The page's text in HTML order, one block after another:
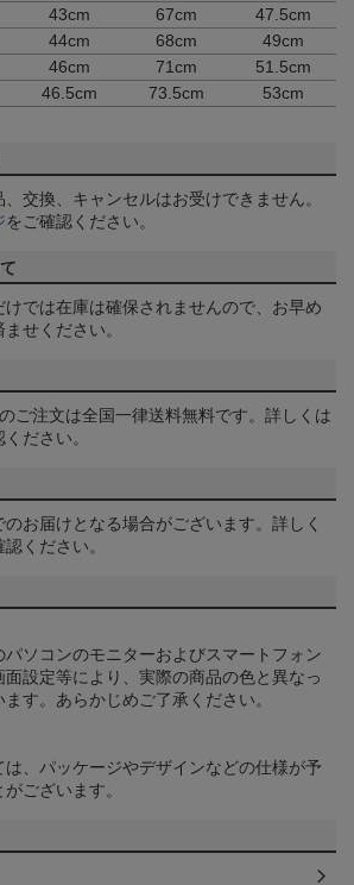
43cm 67cm
47.5cm
44cm 68cm
49cm
46cm 71cm
51.5cm
46.5cm 73.5cm 53cm
交換、キャンセルはお受けできません。
をご確認ください。
では在庫は確保されませんので、お早め
せください。
ご注文は全国一律送料無料です。詳しくは
ださい。
お届けとなる場合がございます。詳しく
認ください。
ソコンのモニターおよびスマートフォン
設定等により、実際の商品の色と異なっ
す。あらかじめご了承ください。
、パッケージやデザインなどの仕様が予
ございます。